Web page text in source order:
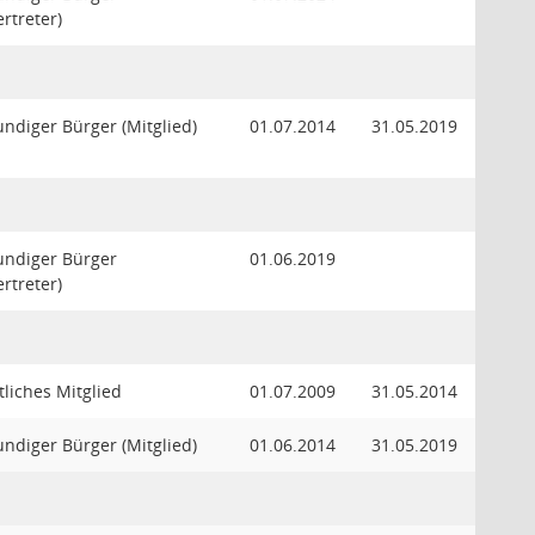
Bürger (Mitglied) 01.07.2014 31.05.2019
Bürger
01.06.2019
Mitglied 01.07.2009 31.05.2014
Bürger (Mitglied) 01.06.2014 31.05.2019